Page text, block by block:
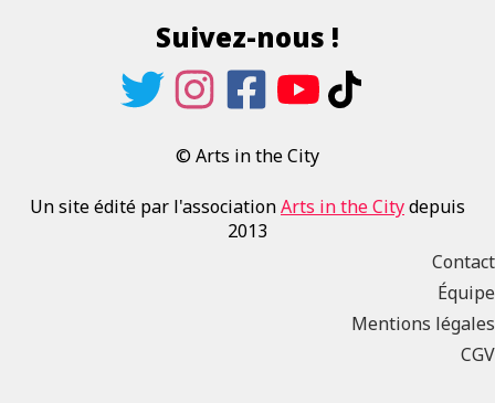
Suivez-nous !
© Arts in the City
Un site édité par l'associationArts in the Citydepuis
2013
Contact
Équipe
Mentions légales
CGV